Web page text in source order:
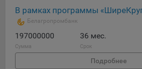
Яндекса рекламная сеть (Yandex
сервис показа контекстной рекламы.
Europe AG, Werftestrasse 4, CH-6005
Google Ads - сервис показа
предоставляемый компанией Google
House Barrow Street Dublin 4, D04E5W5
В рамках программы
Белагропромбанк
197000000
Сумма
36 мес.
Срок
Подробнее